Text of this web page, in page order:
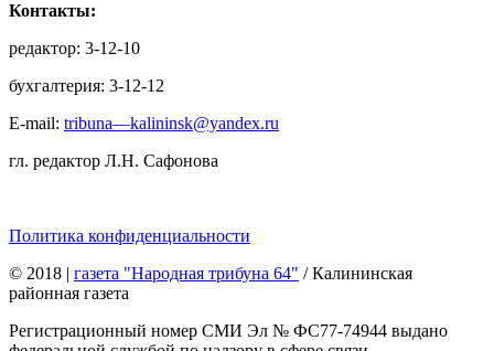
Контакты:
редактор: 3-12-10
бухгалтерия: 3-12-12
E-mail: tribuna—kalininsk@yandex.ru
гл. редактор Л.Н. Сафонова
Политика конфиденциальности
© 2018 | газета "Народная трибуна 64" / Калининская
районная газета
Регистрационный номер СМИ Эл № ФС77-74944 выдано